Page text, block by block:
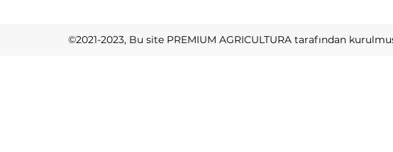
©2021-2023, Bu site PREMIUM AGRICULTURA tarafından